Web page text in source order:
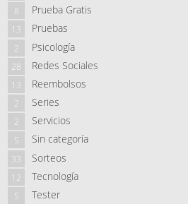
Prueba Gratis
8
Pruebas
13
Psicología
2
Redes Sociales
28
Reembolsos
13
Series
2
Servicios
2
Sin categoría
5
Sorteos
33
Tecnología
12
Tester
5